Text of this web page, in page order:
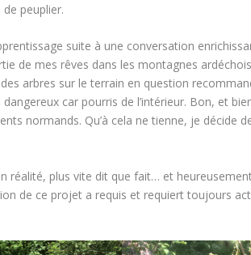
peuplier.
suite à une conversation
de mes rêves dans les montagnes
arbres sur le terrain en question
car pourris de l’intérieur. Bon, et
normands. Qu’à cela ne tienne, je décide
réalité, plus vite dit que fait… et
de ce projet a requis et requiert toujours